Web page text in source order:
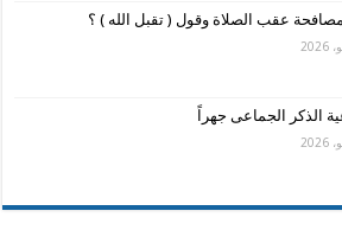
عقب الصلاة وقول ( تقبل الله ) ؟
الذكر الجماعى جهراً